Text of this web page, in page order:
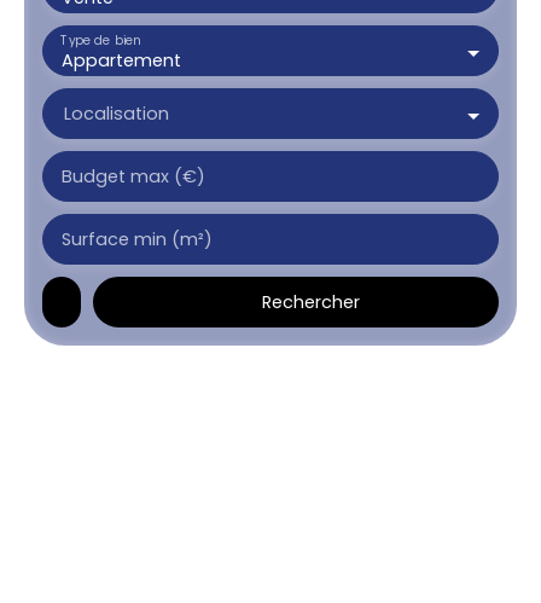
Appartement
Type de bien
Localisation
Budget max (€)
Surface min (m²)
Rechercher